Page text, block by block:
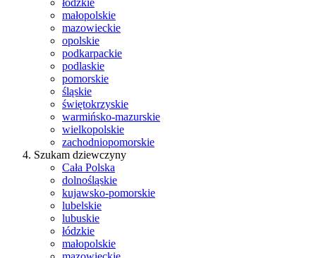
łódzkie
małopolskie
mazowieckie
opolskie
podkarpackie
podlaskie
pomorskie
śląskie
świętokrzyskie
warmińsko-mazurskie
wielkopolskie
zachodniopomorskie
Szukam dziewczyny
Cała Polska
dolnośląskie
kujawsko-pomorskie
lubelskie
lubuskie
łódzkie
małopolskie